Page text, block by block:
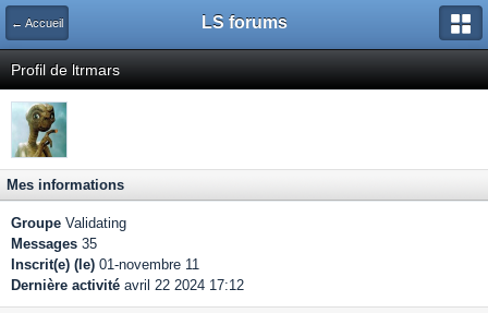
← Accueil LS forums
Profil de ltrmars
Mes informations
Groupe Validating
Messages 35
Inscrit(e) (le) 01-novembre 11
Dernière activité avril 22 2024 17:12